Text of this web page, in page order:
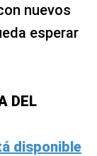
nuevos
esperar
DEL
disponible